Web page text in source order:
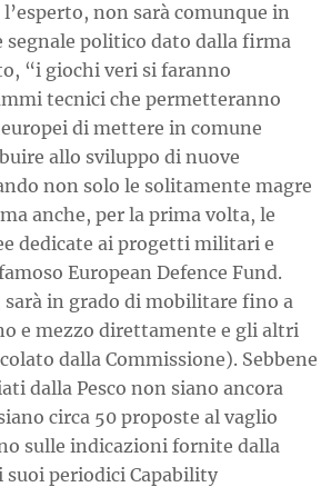
non sarà comunque in
segnale politico dato dalla firma
“i giochi veri si faranno
tecnici che permetteranno
di mettere in comune
allo sviluppo di nuove
non solo le solitamente magre
anche, per la prima volta, le
dedicate ai progetti militari e
European Defence Fund.
in grado di mobilitare fino a
e mezzo direttamente e gli altri
dalla Commissione). Sebbene
dalla Pesco non siano ancora
circa 50 proposte al vaglio
sulle indicazioni fornite dalla
suoi periodici Capability